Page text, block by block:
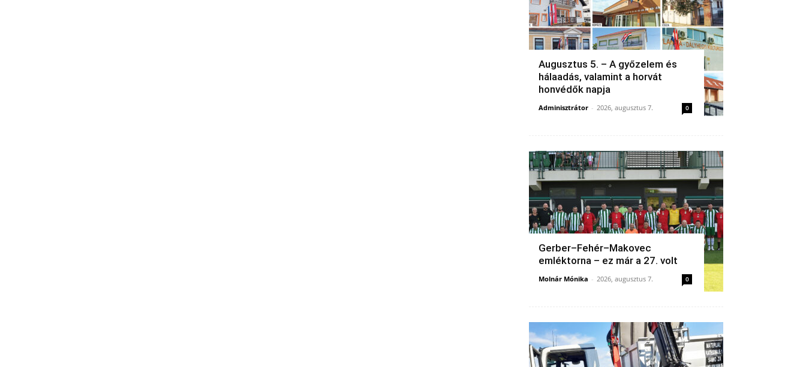
Augusztus 5. – A győzelem és
hálaadás, valamint a horvát
honvédők napja
Adminisztrátor - 2026, augusztus 7. 0
Gerber–Fehér–Makovec
emléktorna – ez már a 27. volt
Molnár Mónika - 2026, augusztus 7. 0